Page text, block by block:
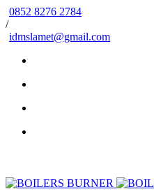
0852 8276 2784
/
idmslamet@gmail.com